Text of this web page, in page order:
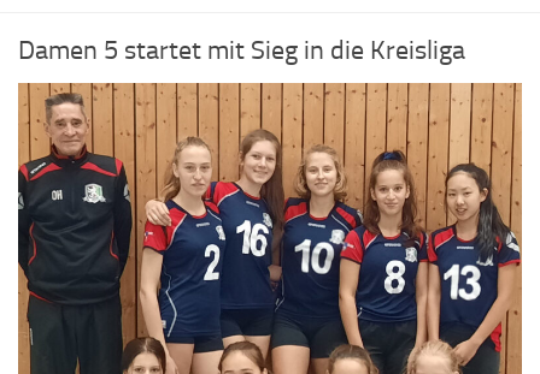
Damen 5 startet mit Sieg in die Kreisliga